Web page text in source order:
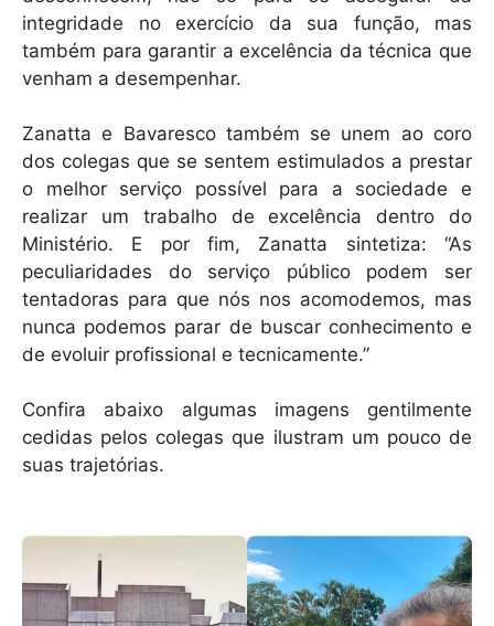
integridade no exercício da sua função, mas
também para garantir a excelência da técnica que
venham a desempenhar.
Zanatta e Bavaresco também se unem ao coro
dos colegas que se sentem estimulados a prestar
o melhor serviço possível para a sociedade e
realizar um trabalho de excelência dentro do
Ministério. E por fim, Zanatta sintetiza: “As
peculiaridades do serviço público podem ser
tentadoras para que nós nos acomodemos, mas
nunca podemos parar de buscar conhecimento e
de evoluir profissional e tecnicamente.”
Confira abaixo algumas imagens gentilmente
cedidas pelos colegas que ilustram um pouco de
suas trajetórias.